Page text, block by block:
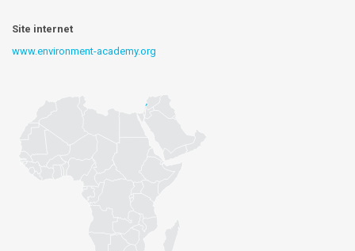
Site internet
www.environment-academy.org